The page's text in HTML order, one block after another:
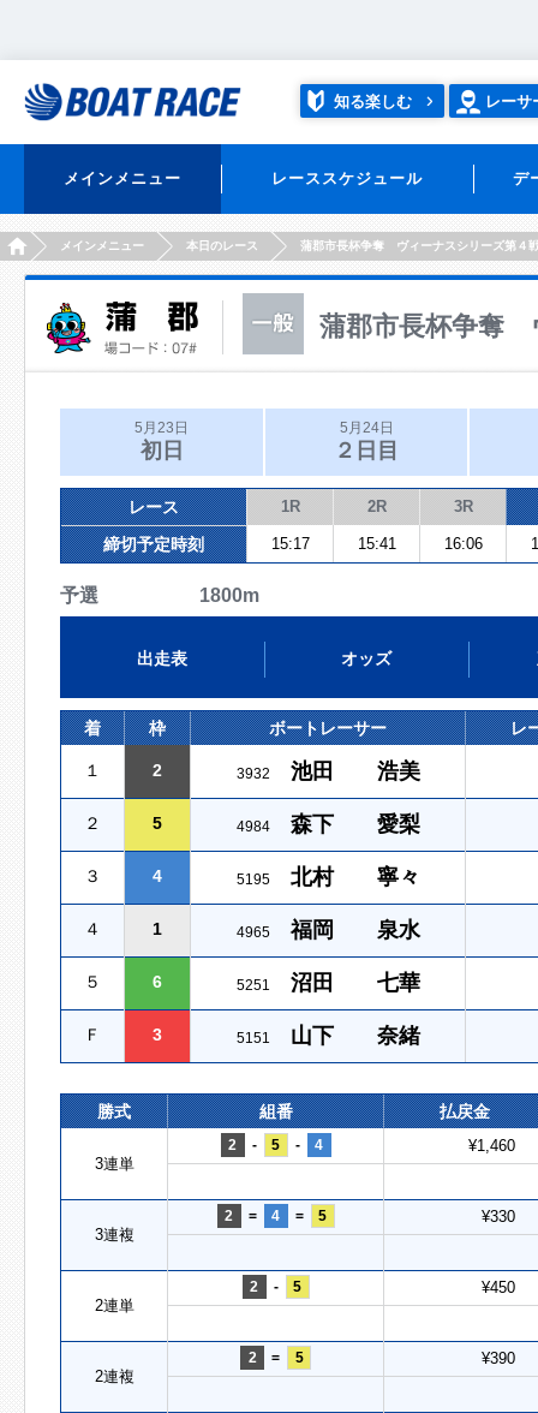
知る楽しむ レーサ
メインメニュー レーススケジュール デ
HOMEメインメニュー 本日のレース 蒲郡市長杯争奪 ヴィーナスシリーズ第４
蒲郡市長杯争奪
5月23日
初日
5月24日
２日目
レース 1R 2R 3R
締切予定時刻 15:17 15:41 16:06
予選 1800m
出走表 オッズ
着 枠 ボートレーサー レ
１ 2 3932 池田 浩美
２ 5 4984 森下 愛梨
３ 4 5195 北村 寧々
４ 1 4965 福岡 泉水
５ 6 5251 沼田 七華
Ｆ 3 5151 山下 奈緒
勝式 組番 払戻金
3連単
2 - 5 - 4 ¥1,460
3連複
2 = 4 = 5 ¥330
2連単
2 - 5 ¥450
2連複
2 = 5 ¥390